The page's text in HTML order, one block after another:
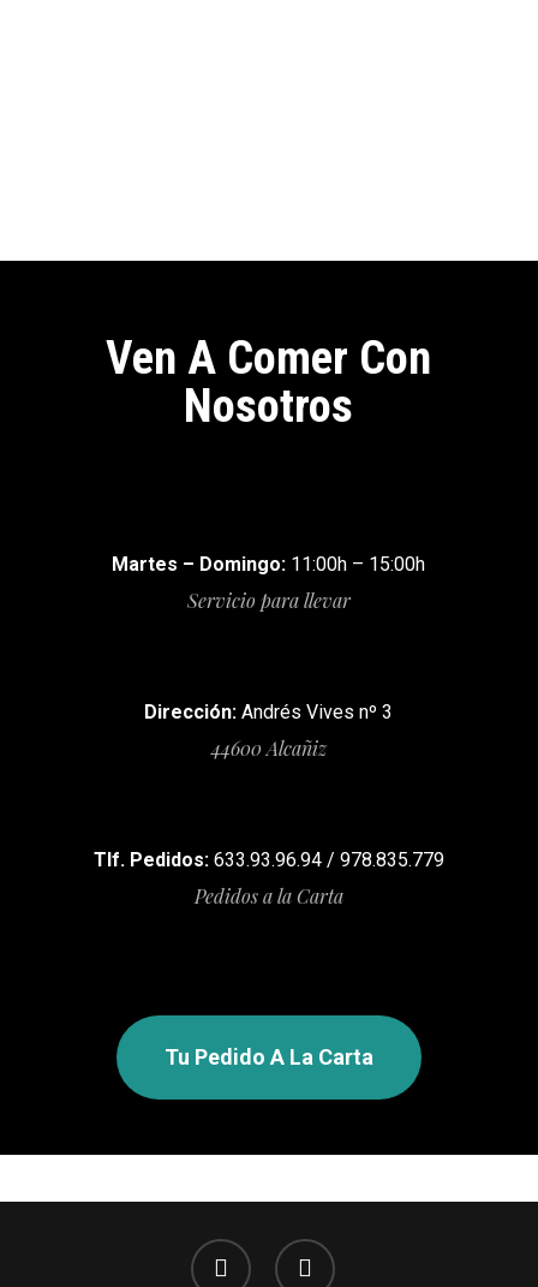
Ven A Comer Con
Nosotros
Martes – Domingo: 11:00h – 15:00h
Servicio para llevar
Dirección: Andrés Vives nº 3
44600 Alcañiz
Tlf. Pedidos:633.93.96.94 / 978.835.779
Pedidos a la Carta
Tu Pedido A La Carta
facebook instagram